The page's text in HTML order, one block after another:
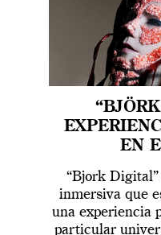
EN
“Bjork
inmersiva que
una experiencia
particular